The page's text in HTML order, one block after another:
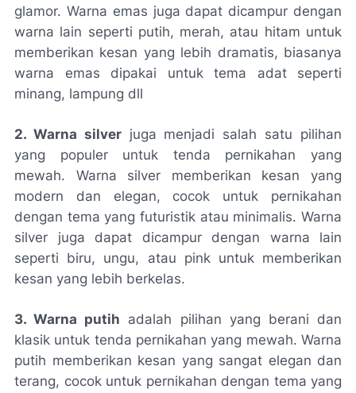
glamor. Warna emas juga dapat dicampur dengan
warna lain seperti putih, merah, atau hitam untuk
memberikan kesan yang lebih dramatis, biasanya
warna emas dipakai untuk tema adat seperti
minang, lampung dll
2. Warna silverjuga menjadi salah satu pilihan
yang populer untuk tenda pernikahan yang
mewah. Warna silver memberikan kesan yang
modern dan elegan, cocok untuk pernikahan
dengan tema yang futuristik atau minimalis. Warna
silver juga dapat dicampur dengan warna lain
seperti biru, ungu, atau pink untuk memberikan
kesan yang lebih berkelas.
3. Warna putih adalah pilihan yang berani dan
klasik untuk tenda pernikahan yang mewah. Warna
putih memberikan kesan yang sangat elegan dan
terang, cocok untuk pernikahan dengan tema yang